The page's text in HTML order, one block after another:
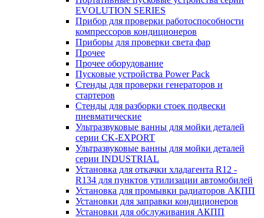
EVOLUTION SERIES
Прибор для проверки работоспособности
компрессоров кондиционеров
Приборы для проверки света фар
Прочее
Прочее оборудование
Пусковые устройства Power Pack
Стенды для проверки генераторов и
стартеров
Стенды для разборки стоек подвески
пневматические
Ультразвуковые ванны для мойки деталей
серии CK-EXPORT
Ультразвуковые ванны для мойки деталей
серии INDUSTRIAL
Установка для откачки хладагента R12 -
R134 для пунктов утилизации автомобилей
Установка для промывки радиаторов АКПП
Установки для заправки кондиционеров
Установки для обслуживания АКПП